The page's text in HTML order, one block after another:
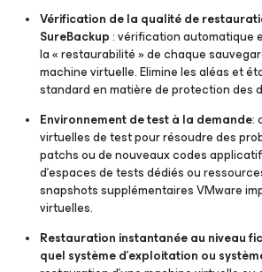
Vérification de la qualité de
SureBackup: vérification automatique
la « restaurabilité » de chaque
machine virtuelle. Elimine les aléas et
standard en matière de protection des
Environnement de test à la demande:
virtuelles de test pour résoudre des
patchs ou de nouveaux codes
d’espaces de tests dédiés ou
snapshots supplémentaires VMware
virtuelles.
Restauration instantanée au niveau
quel système d’exploitation ou